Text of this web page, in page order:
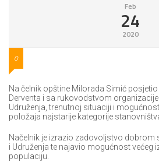
Feb
24
2020
0
Na čelnik opštine Milorada Simić
Derventa i sa rukovodstvom
Udruženja, trenutnoj situaciji i
položaja najstarije kategorije
Načelnik je izrazio zadovoljstvo dobrom
i Udruženja te najavio mogućnost većeg
populaciju.